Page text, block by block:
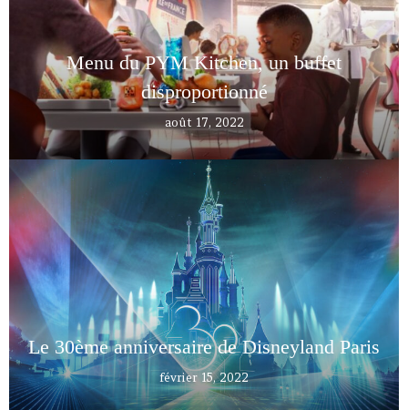
Menu du PYM Kitchen, un buffet
disproportionné
août 17, 2022
Le 30ème anniversaire de Disneyland Paris
février 15, 2022